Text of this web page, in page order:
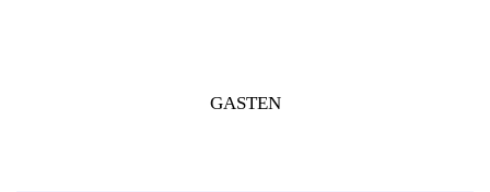
GASTEN